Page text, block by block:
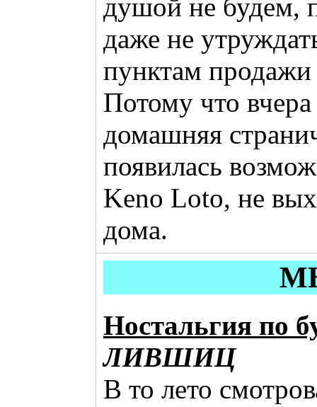
душой не будем,
даже не
пунктам продажи
Потому что
домашняя
появилась
Keno Loto, не
дома.
Ностальгия по
ЛИВШИЦ
В то лето